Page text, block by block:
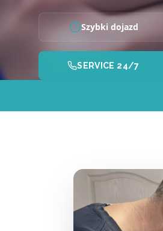
Szybki dojazd
SERVICE 24/7